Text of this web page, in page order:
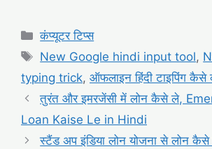
Categories
कंप्यूटर टिप्स
Tags
New Google hindi input tool,
typing trick, ऑफलाइन हिंदी टाइपिंग कैसे
तुरंत और इमरजेंसी में लोन कैसे ले,
Loan Kaise Le in Hindi
स्टैंड अप इंडिया लोन योजना से लोन